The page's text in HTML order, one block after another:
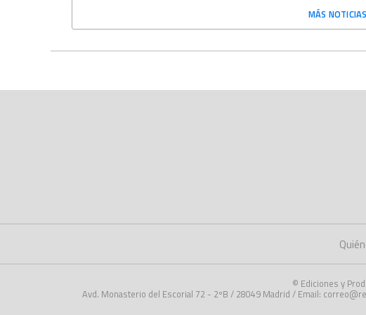
MÁS NOTICIAS
© Ediciones y
Avd. Monasterio del Escorial 72 - 2ºB / 28049 Madrid / Email: